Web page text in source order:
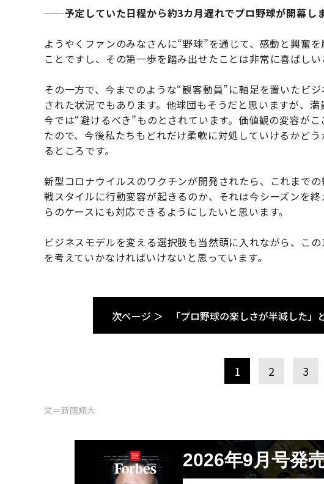
──予定していた日程から約3カ月遅れでプロ野球が開幕しま
ようやくファンのみなさんに“野球”を通じて、感動と興奮
ことですし、その第一歩を踏み出せたことは非常に喜ばしい
その一方で、今までのような“観客動員”に軸足を置いたビ
された状況でもあります。他球団もそうだと思いますが、
今では“避けるべき”ものとされています。価値観の変容が
たので、今後私たちもどれだけ柔軟に対処していけるかど
るところです。
新型コロナウイルスのワクチンが開発されたら、これまで
戦スタイルに行動変容が起きるのか、それは今シーズンを
らのケースにも対応できるようにしたいと思います。
ビジネスモデルを変える選択肢も当然頭に入れながら、こ
を考えていかなければいけないと思っています。
次ページ ＞ 「プロ野球の楽しさが半減した」
1 2 3
文＝新國翔大
2026年9月号発